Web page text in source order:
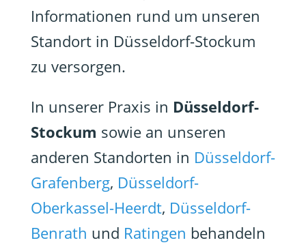
Informationen rund um unseren
Standort in Düsseldorf-Stockum
zu versorgen.
In unserer Praxis in Düsseldorf-
Stockum sowie an unseren
anderen Standorten in Düsseldorf-
Grafenberg, Düsseldorf-
Oberkassel-Heerdt, Düsseldorf-
Benrath und Ratingen behandeln